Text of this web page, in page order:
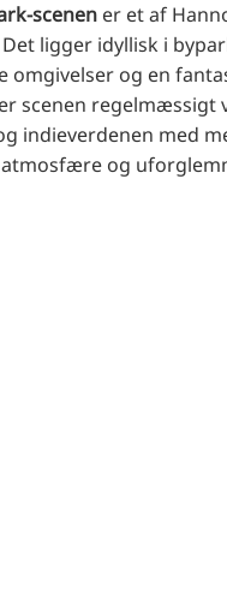
scenen er et af
Det ligger idyllisk i
omgivelser og en
scenen
indieverdenen med
og